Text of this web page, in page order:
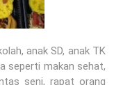
anak SD, anak TK
seperti makan sehat,
seni, rapat orang